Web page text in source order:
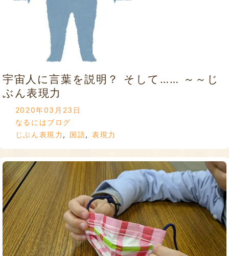
宇宙人に言葉を説明？ そして…… ～～じ
ぶん表現力
2020年03月23日
なるにはブログ
じぶん表現力 , 国語,表現力